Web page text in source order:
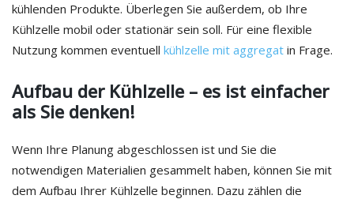
kühlenden Produkte. Überlegen Sie außerdem, ob Ihre
Kühlzelle mobil oder stationär sein soll. Für eine flexible
Nutzung kommen eventuell kühlzelle mit aggregat in Frage.
Aufbau der Kühlzelle – es ist einfacher
als Sie denken!
Wenn Ihre Planung abgeschlossen ist und Sie die
notwendigen Materialien gesammelt haben, können Sie mit
dem Aufbau Ihrer Kühlzelle beginnen. Dazu zählen die